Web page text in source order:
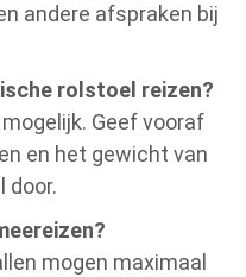
andere afspraken bij
rolstoel reizen?
Geef vooraf
en het gewicht van
door.
mogen maximaal